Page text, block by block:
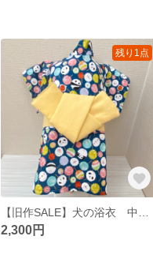
残り1点
2,300円